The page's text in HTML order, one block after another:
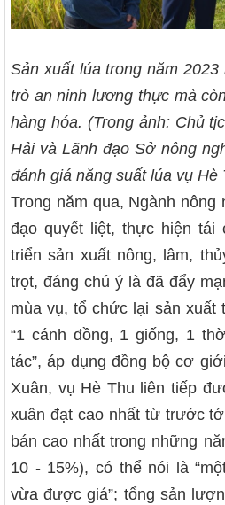
Sản xuất lúa trong năm
trò an ninh lương thực mà
hàng hóa. (Trong ảnh: Chủ
Hải và Lãnh đạo Sở nông
đánh giá năng suất lúa vụ Hè
Trong năm qua, Ngành nông
đạo quyết liệt, thực hiện tái
triển sản xuất nông, lâm,
trọt, đáng chú ý là đã đẩy
mùa vụ, tổ chức lại sản xuất
“1 cánh đồng, 1 giống, 1
tác”, áp dụng đồng bộ cơ
Xuân, vụ Hè Thu liên tiếp
xuân đạt cao nhất từ trước
bán cao nhất trong những
10 - 15%), có thể nói là
vừa được giá”; tổng sản